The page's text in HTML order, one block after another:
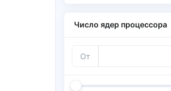
Число ядер процессора
От